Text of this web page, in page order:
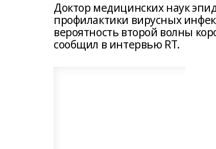
Доктор медицинских наук
профилактики вирусных
вероятность второй волны
сообщил в интервью RT.